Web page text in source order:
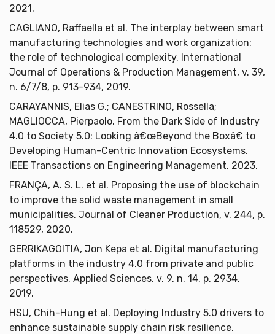
2021.
CAGLIANO, Raffaella et al. The interplay between smart
manufacturing technologies and work organization:
the role of technological complexity. International
Journal of Operations & Production Management, v. 39,
n. 6/7/8, p. 913-934, 2019.
CARAYANNIS, Elias G.; CANESTRINO, Rossella;
MAGLIOCCA, Pierpaolo. From the Dark Side of Industry
4.0 to Society 5.0: Looking â€œBeyond the Boxâ€ to
Developing Human-Centric Innovation Ecosystems.
IEEE Transactions on Engineering Management, 2023.
FRANÇA, A. S. L. et al. Proposing the use of blockchain
to improve the solid waste management in small
municipalities. Journal of Cleaner Production, v. 244, p.
118529, 2020.
GERRIKAGOITIA, Jon Kepa et al. Digital manufacturing
platforms in the industry 4.0 from private and public
perspectives. Applied Sciences, v. 9, n. 14, p. 2934,
2019.
HSU, Chih-Hung et al. Deploying Industry 5.0 drivers to
enhance sustainable supply chain risk resilience.